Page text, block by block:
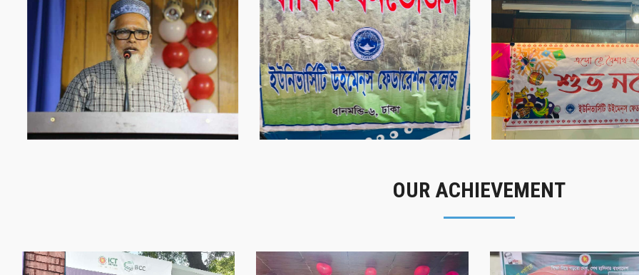
নবীনবরণ - ২০২৫ বার্ষিক বনভোজন ২০২৫ বাংলা নববর্ষ ১৪৩২
OUR ACHIEVEMENT